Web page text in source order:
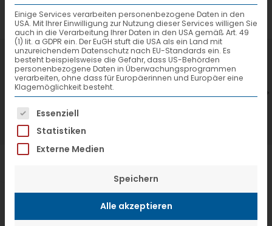
7. Juli 2026
VTL hat neuen Aufsichtsrat gewählt
Einige Services verarbeiten personenbezogene Daten in den
USA. Mit Ihrer Einwilligung zur Nutzung dieser Services willigen Sie
auch in die Verarbeitung Ihrer Daten in den USA gemäß Art. 49
(1) lit. a GDPR ein. Der EuGH stuft die USA als ein Land mit
unzureichendem Datenschutz nach EU-Standards ein. Es
besteht beispielsweise die Gefahr, dass US-Behörden
personenbezogene Daten in Überwachungsprogrammen
verarbeiten, ohne dass für Europäerinnen und Europäer eine
Klagemöglichkeit besteht.
Es folgt eine Liste der Service-Gruppen,
Essenziell
Statistiken
Externe Medien
Speichern
Alle akzeptieren